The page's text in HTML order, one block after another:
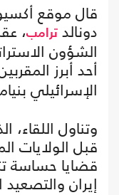
قال موقع
دونالد ترامب،
الشؤون
أحد أبرز
الإسرائيلي
وتناول
قبل الولايات
قضايا حساسة
إيران